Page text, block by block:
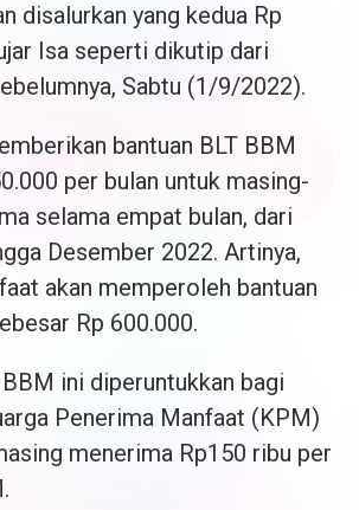
disalurkan yang kedua Rp
Isa seperti dikutip dari
Sabtu (1/9/2022).
bantuan BLT BBM
per bulan untuk masing-
selama empat bulan, dari
Desember 2022. Artinya,
akan memperoleh bantuan
Rp 600.000.
BBM ini diperuntukkan bagi
Penerima Manfaat (KPM)
menerima Rp150 ribu per